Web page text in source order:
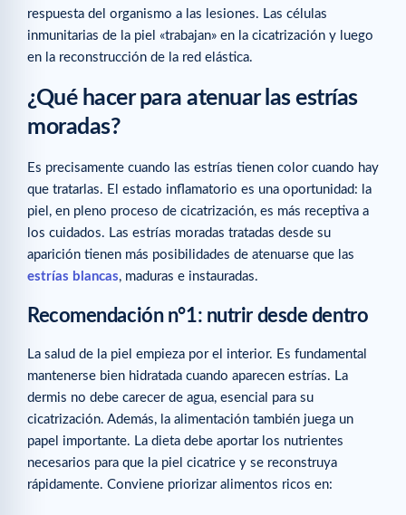
respuesta del organismo a las lesiones. Las células
inmunitarias de la piel «trabajan» en la cicatrización y luego
en la reconstrucción de la red elástica.
¿Qué hacer para atenuar las estrías
moradas?
Es precisamente cuando las estrías tienen color cuando hay
que tratarlas. El estado inflamatorio es una oportunidad: la
piel, en pleno proceso de cicatrización, es más receptiva a
los cuidados. Las estrías moradas tratadas desde su
aparición tienen más posibilidades de atenuarse que las
estrías blancas, maduras e instauradas.
Recomendación n°1: nutrir desde dentro
La salud de la piel empieza por el interior. Es fundamental
mantenerse bien hidratada cuando aparecen estrías. La
dermis no debe carecer de agua, esencial para su
cicatrización. Además, la alimentación también juega un
papel importante. La dieta debe aportar los nutrientes
necesarios para que la piel cicatrice y se reconstruya
rápidamente. Conviene priorizar alimentos ricos en: